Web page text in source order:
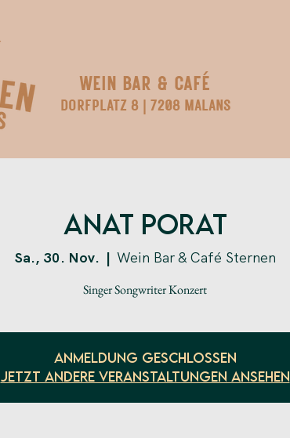
WEIN BAR & CAFÉ
DORFPLATZ 8 | 7208 MALANS
Anat Porat
Sa., 30. Nov.
  |
Wein Bar & Café Sternen
Singer Songwriter Konzert
Anmeldung geschlossen
Jetzt andere Veranstaltungen ansehen